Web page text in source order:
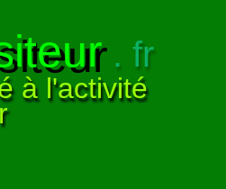
. fr
à l'activité